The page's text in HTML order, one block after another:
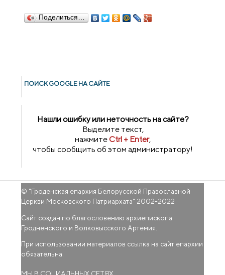
Поделиться…
ПОИСК GOОGLE НА САЙТЕ
Нашли ошибку или неточность на сайте?
Выделите текст,
нажмитеCtrl + Enter,
чтобы сообщить об этом администратору!
© "Гроденская епархия Белорусской Православной
Церкви Московского Патриархата" 2002-2022
Сайт создан по благословению архиепископа
Гродненского и Волковысского Артемия.
При использовании материалов ссылка на сайт епархии
обязательна.